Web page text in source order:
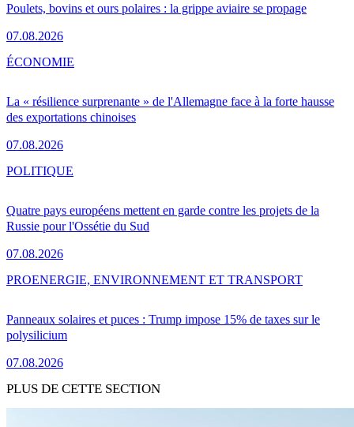
Poulets, bovins et ours polaires : la grippe aviaire se propage
07.08.2026
La « résilience surprenante » de l'Allemagne face à la forte hausse
des exportations chinoises
07.08.2026
ÉCONOMIE
Quatre pays européens mettent en garde contre les projets de la
Russie pour l'Ossétie du Sud
07.08.2026
POLITIQUE
Panneaux solaires et puces : Trump impose 15% de taxes sur le
polysilicium
07.08.2026
PROENERGIE, ENVIRONNEMENT ET TRANSPORT
PLUS DE CETTE SECTION